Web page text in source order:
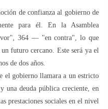
de confianza al gobierno de
para él. En la Asamblea
364 — "en contra", lo que
futuro cercano. Este será ya el
de dos años.
el gobierno llamara a un estricto
deuda pública creciente, en
prestaciones sociales en el nivel